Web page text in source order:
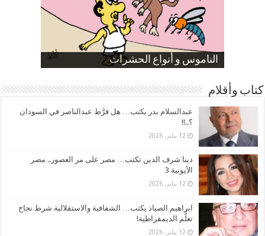
الناموس و أنواع الحشرات
الموظفين بعد ارتفاع الأسعار
ارتفاع نسبة الطلاق في مصر
صورة كاركاتيرية
صورة كاركاتيرية
كتاب وأقلام
عبدالسلام بدر يكتب… هل فرَّط عبدالناصر في السودان
؟..!!
12 يناير، 2026
دينا شرف الدين تكتب… مصر على مر العصور.. مصر
الأيوبية 3
12 يناير، 2026
ابراهيم الصياد يكتب… الشفافية والاستقلالية شرط نجاح
تعلُّم الديمقراطية!
12 يناير، 2026